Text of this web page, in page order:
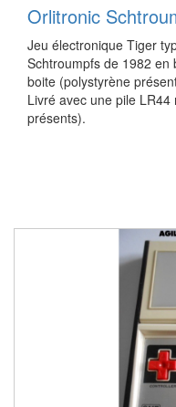
Orlitronic
Jeu électronique Tiger
Schtroumpfs de 1982 en
boite (polystyrène
Livré avec une pile
présents).